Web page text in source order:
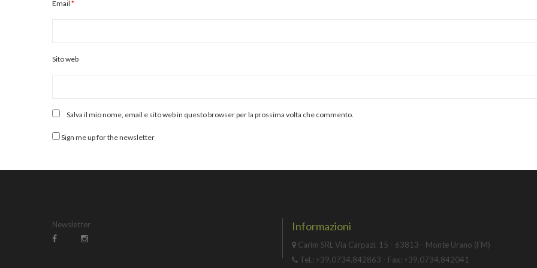
Email *
Sito web
Salva il mio nome, email e sito web in questo browser per la prossima volta che commento.
Sign me up for the newsletter
Newsletter Informazioni
Carim SRL Via Carpazi, 15 - 63813 - Monte Urano (FM)
Tel.: +39.0734.842863 - Fax: +39.0734.842041